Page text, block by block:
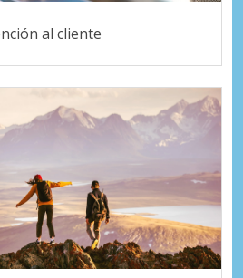
al cliente